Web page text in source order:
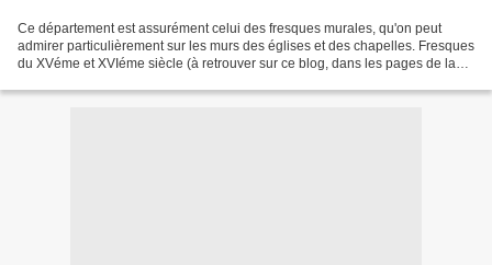
Ce département est assurément celui des fresques murales, qu'on peut
admirer particulièrement sur les murs des églises et des chapelles. Fresques
du XVéme et XVIéme siècle (à retrouver sur ce blog, dans les pages de la